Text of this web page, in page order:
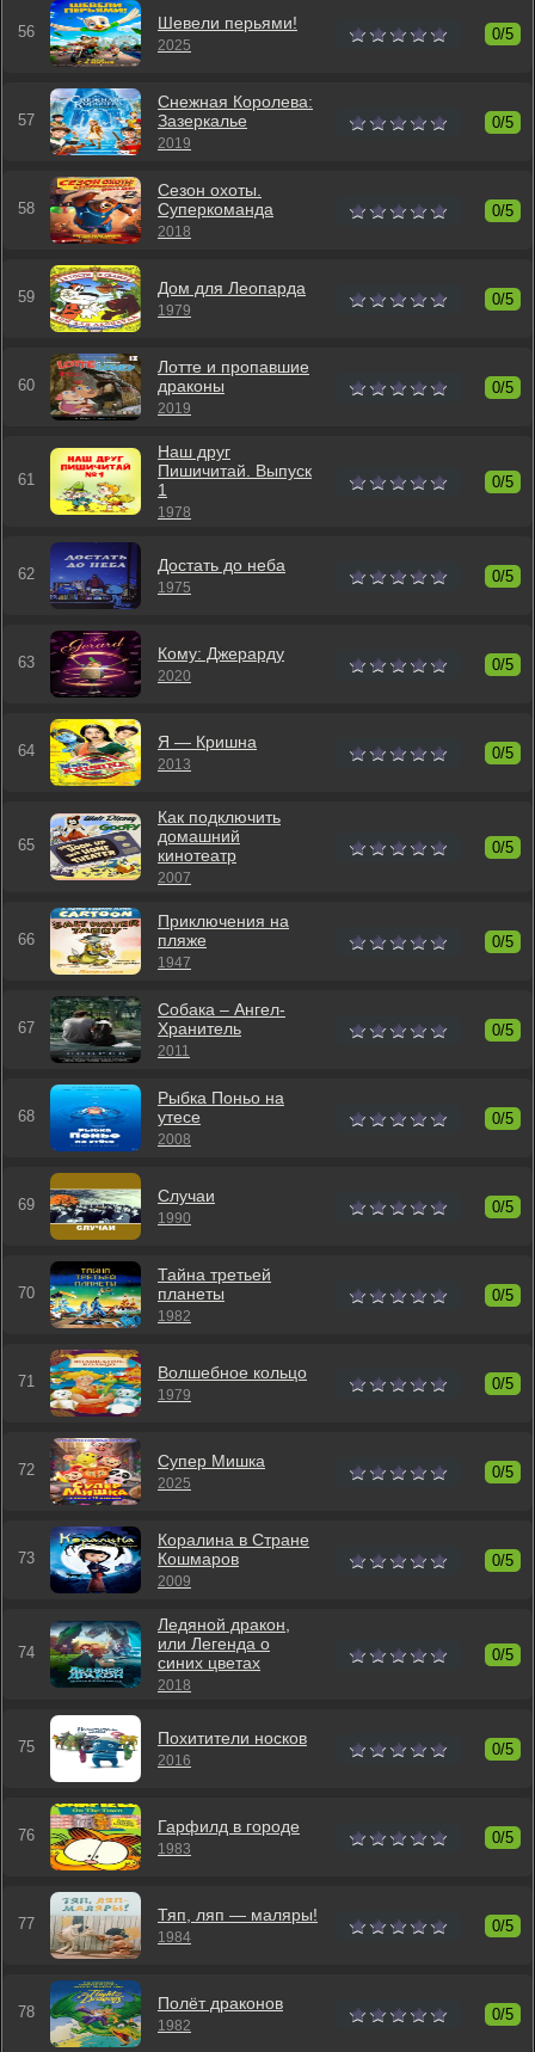
Шевели перьями!
2025
0/5
Снежная Королева:
Зазеркалье
2019
0/5
Сезон охоты.
Суперкоманда
2018
0/5
Дом для Леопарда
1979
0/5
Лотте и пропавшие
драконы
2019
0/5
Наш друг
Пишичитай. Выпуск
1
1978
0/5
Достать до неба
1975
0/5
Кому: Джерарду
2020
0/5
Я — Кришна
2013
0/5
Как подключить
домашний
кинотеатр
2007
0/5
Приключения на
пляже
1947
0/5
Собака – Ангел-
Хранитель
2011
0/5
Рыбка Поньо на
утесе
2008
0/5
Случаи
1990
0/5
Тайна третьей
планеты
1982
0/5
Волшебное кольцо
1979
0/5
Супер Мишка
2025
0/5
Коралина в Стране
Кошмаров
2009
0/5
Ледяной дракон,
или Легенда о
синих цветах
2018
0/5
Похитители носков
2016
0/5
Гарфилд в городе
1983
0/5
Тяп, ляп — маляры!
1984
0/5
Полёт драконов
1982
0/5